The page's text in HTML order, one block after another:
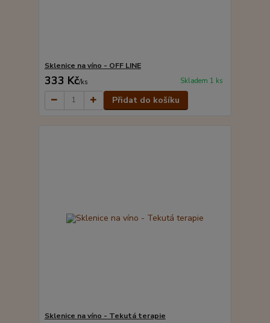
Sklenice na víno - OFF LINE
333 Kč/ks Skladem 1 ks
Přidat do košíku
Sklenice na víno - Tekutá terapie